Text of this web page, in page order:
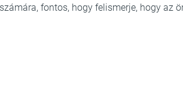
fontos, hogy felismerje, hogy az